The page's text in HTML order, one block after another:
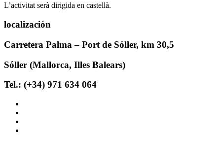
L’activitat serà dirigida en castellà.
localización
Carretera Palma – Port de Sóller, km 30,5
Sóller (Mallorca, Illes Balears)
Tel.: (+34) 971 634 064